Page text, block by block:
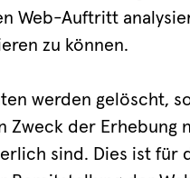
Web-Auftritt
zu können.
werden gelöscht,
Zweck der Erhebung
sind. Dies ist für